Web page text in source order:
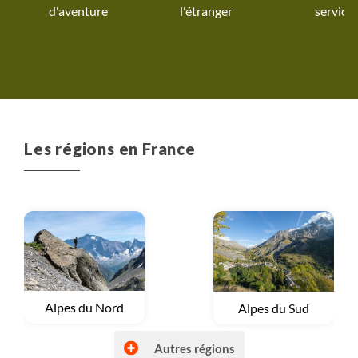
d'aventure
l'étranger
service
Les régions en France
Voyage
Alpes du Nord Voyage
Alpes du Sud
Autres régions